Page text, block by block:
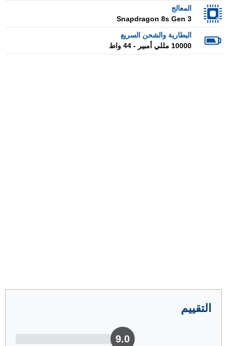
المعالج
Snapdragon 8s Gen 3
البطارية والشحن السريع
10000 مللي أمبير - 44 واط
التقييم
9.0